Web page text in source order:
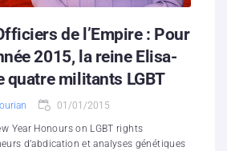
de l’Empire : Pour
2015, la reine Elisa­
quatre militants LGBT
01/01/2015
Year Honours on LGBT rights
d’abdication et analyses génétiques